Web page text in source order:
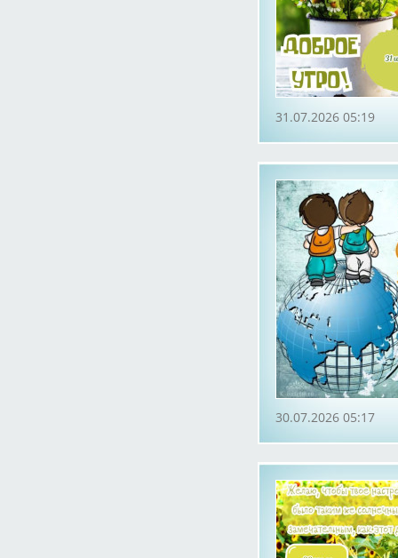
31.07.2026 05:19
30.07.2026 05:17